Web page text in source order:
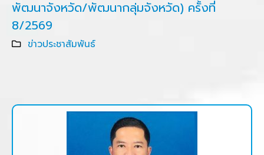
พัฒนาจังหวัด/พัฒนากลุ่มจังหวัด) ครั้งที่
8/2569
ข่าวประชาสัมพันธ์